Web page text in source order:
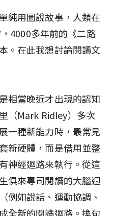
純用圖說故事，人類在
4000多年前的《二路
。在此我想討論閱讀文
相當晚近才出現的認知
（Mark Ridley）多次
一種新能力時，最常見
新硬體，而是借用並整
神經迴路來執行。從這
俱來專司閱讀的大腦迴
例如說話、運動協調、
全新的閱讀迴路。換句